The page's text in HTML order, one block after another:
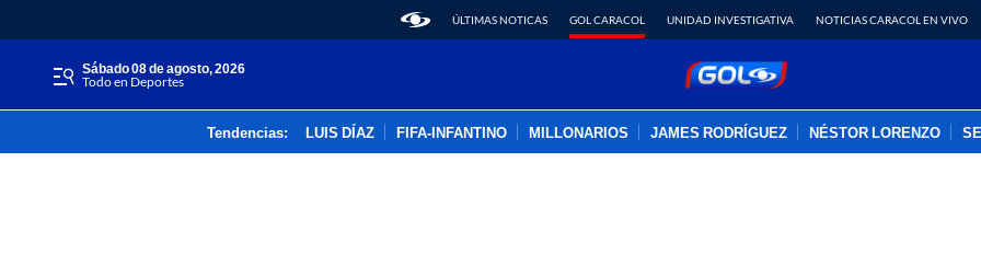
ÚLTIMAS NOTICAS GOL CARACOL UNIDAD INVESTIGATIVA NOTICIAS CARACOL EN VIVO
sábado 08 de agosto, 2026
Todo en Deportes
Tendencias: LUIS DÍAZ FIFA-INFANTINO MILLONARIOS JAMES RODRÍGUEZ NÉSTOR LORENZO